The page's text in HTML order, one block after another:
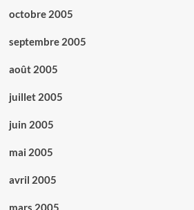
octobre 2005
septembre 2005
août 2005
juillet 2005
juin 2005
mai 2005
avril 2005